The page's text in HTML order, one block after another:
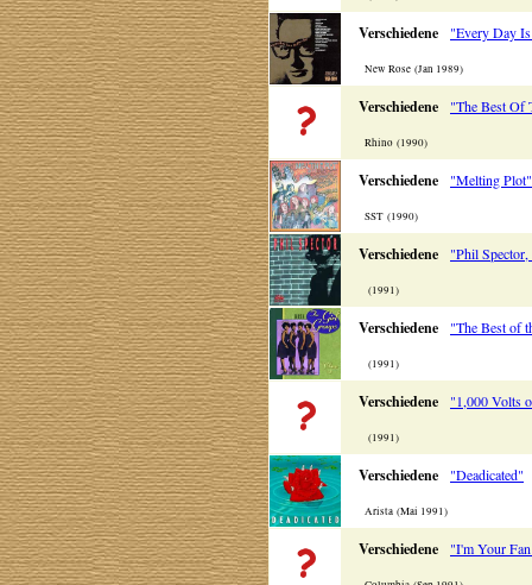
Verschiedene "Every Day
New Rose (Jan 1989)
Verschiedene "The Best Of
Rhino (1990)
Verschiedene "Melting Plot"
SST (1990)
Verschiedene "Phil
(1991)
Verschiedene "The Best of
(1991)
Verschiedene "1,000 Volts
(1991)
Verschiedene "Deadicated"
Arista (Mai 1991)
Verschiedene "I'm Your